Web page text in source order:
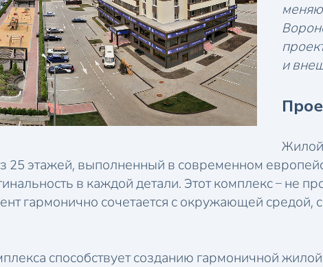
и
Жилой
этажей, выполненный в современном
в каждой детали. Этот комплекс – не
гармонично сочетается с окружающей
способствует созданию гармоничной